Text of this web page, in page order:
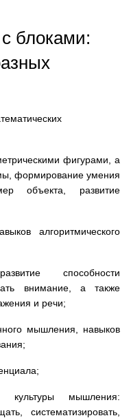
блоками:
фигурами, а
формирование умения
объекта, развитие
алгоритмического
способности
внимание, а также
и речи;
мышления, навыков
культуры мышления:
систематизировать,